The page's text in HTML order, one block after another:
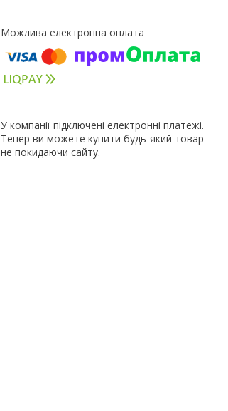
У компанії підключені електронні платежі.
Тепер ви можете купити будь-який товар
не покидаючи сайту.